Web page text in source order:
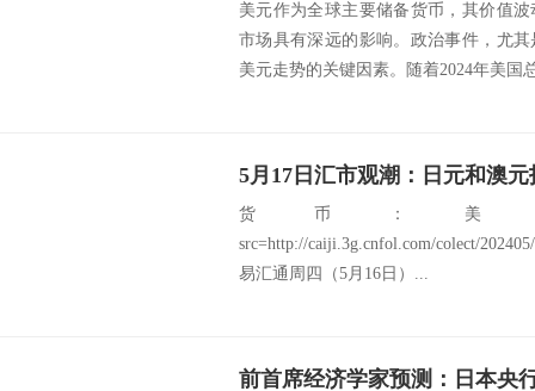
美元作为全球主要储备货币，其价值
市场具有深远的影响。政治事件，尤
美元走势的关键因素。随着2024年美国
5月17日汇市观潮：日元和澳
货币：
src=http://caiji.3g.cnfol.com/colect/
易汇通周四（5月16日）...